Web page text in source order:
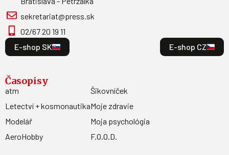
sekretariat@press.sk
02/67 20 19 11
E-shop SK
E-shop CZ
Časopisy
atm
Letectví + kosmonautika
Modelář
AeroHobby
Šikovníček
Moje zdravie
Moja psychológia
F.O.O.D.